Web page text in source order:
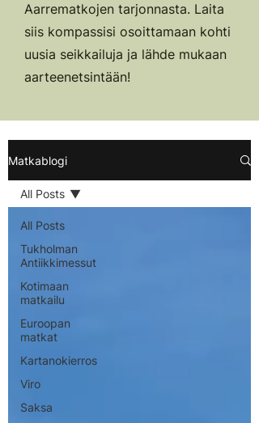
Aarrematkojen tarjonnasta. Laita
siis kompassisi osoittamaan kohti
uusia seikkailuja ja lähde mukaan
aarteenetsintään!
Matkablogi
All Posts
Tukholman
Antiikkimessut
Kotimaan
matkailu
Euroopan
matkat
Kartanokierros
Viro
Saksa
All Posts